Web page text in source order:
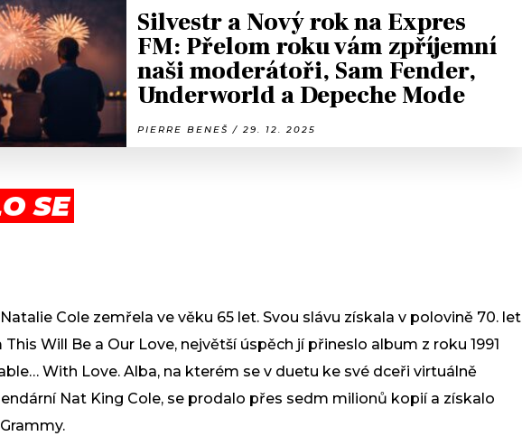
Silvestr a Nový rok na Expres
FM: Přelom roku vám zpříjemní
naši moderátoři, Sam Fender,
Underworld a Depeche Mode
PIERRE BENEŠ / 29. 12. 2025
SE
Cole zemřela ve věku 65 let. Svou slávu získala v polovině 70. let
Will Be a Our Love, největší úspěch jí přineslo album z roku 1991
With Love. Alba, na kterém se v duetu ke své dceři virtuálně
Nat King Cole, se prodalo přes sedm milionů kopií a získalo